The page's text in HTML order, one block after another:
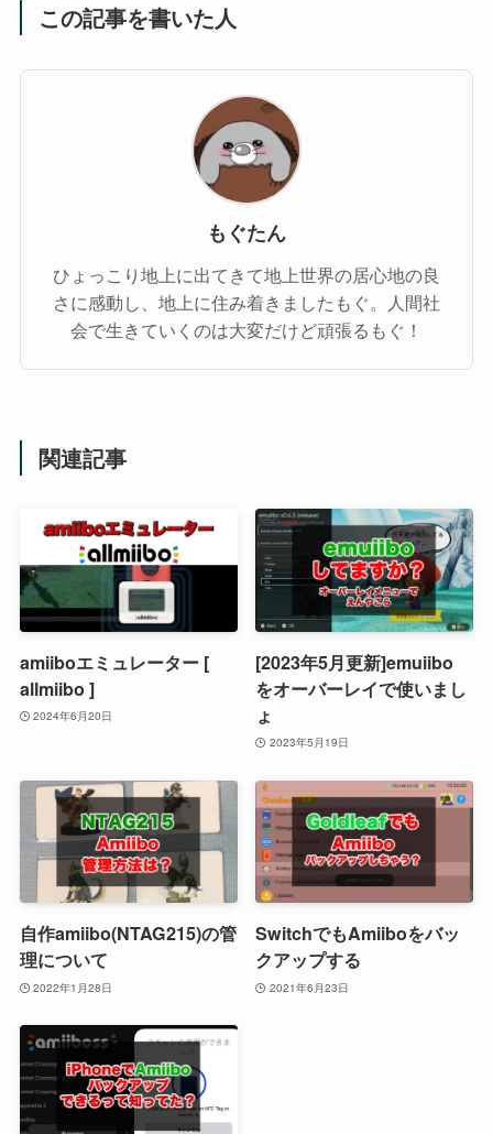
この記事を書いた人
もぐたん
ひょっこり地上に出てきて地上世界の居心地の良
さに感動し、地上に住み着きましたもぐ。人間社
会で生きていくのは大変だけど頑張るもぐ！
関連記事
amiiboエミュレーター [
allmiibo ]
2024年6月20日
[2023年5月更新]emuiibo
をオーバーレイで使いまし
ょ
2023年5月19日
自作amiibo(NTAG215)の管
理について
2022年1月28日
SwitchでもAmiiboをバッ
クアップする
2021年6月23日